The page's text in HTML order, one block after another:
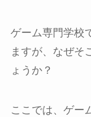
ゲーム専門学校
ますが、なぜそ
ょうか？
ここでは、ゲー